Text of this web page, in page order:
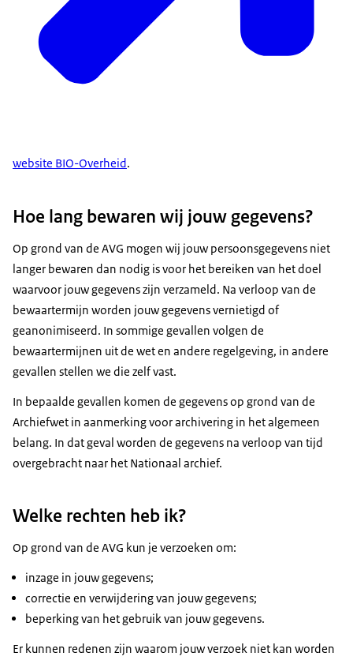
website BIO-Overheid.
Hoe lang bewaren wij jouw gegevens?
Op grond van de AVG mogen wij jouw persoonsgegevens niet
langer bewaren dan nodig is voor het bereiken van het doel
waarvoor jouw gegevens zijn verzameld. Na verloop van de
bewaartermijn worden jouw gegevens vernietigd of
geanonimiseerd. In sommige gevallen volgen de
bewaartermijnen uit de wet en andere regelgeving, in andere
gevallen stellen we die zelf vast.
In bepaalde gevallen komen de gegevens op grond van de
Archiefwet in aanmerking voor archivering in het algemeen
belang. In dat geval worden de gegevens na verloop van tijd
overgebracht naar het Nationaal archief.
Welke rechten heb ik?
Op grond van de AVG kun je verzoeken om:
inzage in jouw gegevens;
correctie en verwijdering van jouw gegevens;
beperking van het gebruik van jouw gegevens.
Er kunnen redenen zijn waarom jouw verzoek niet kan worden